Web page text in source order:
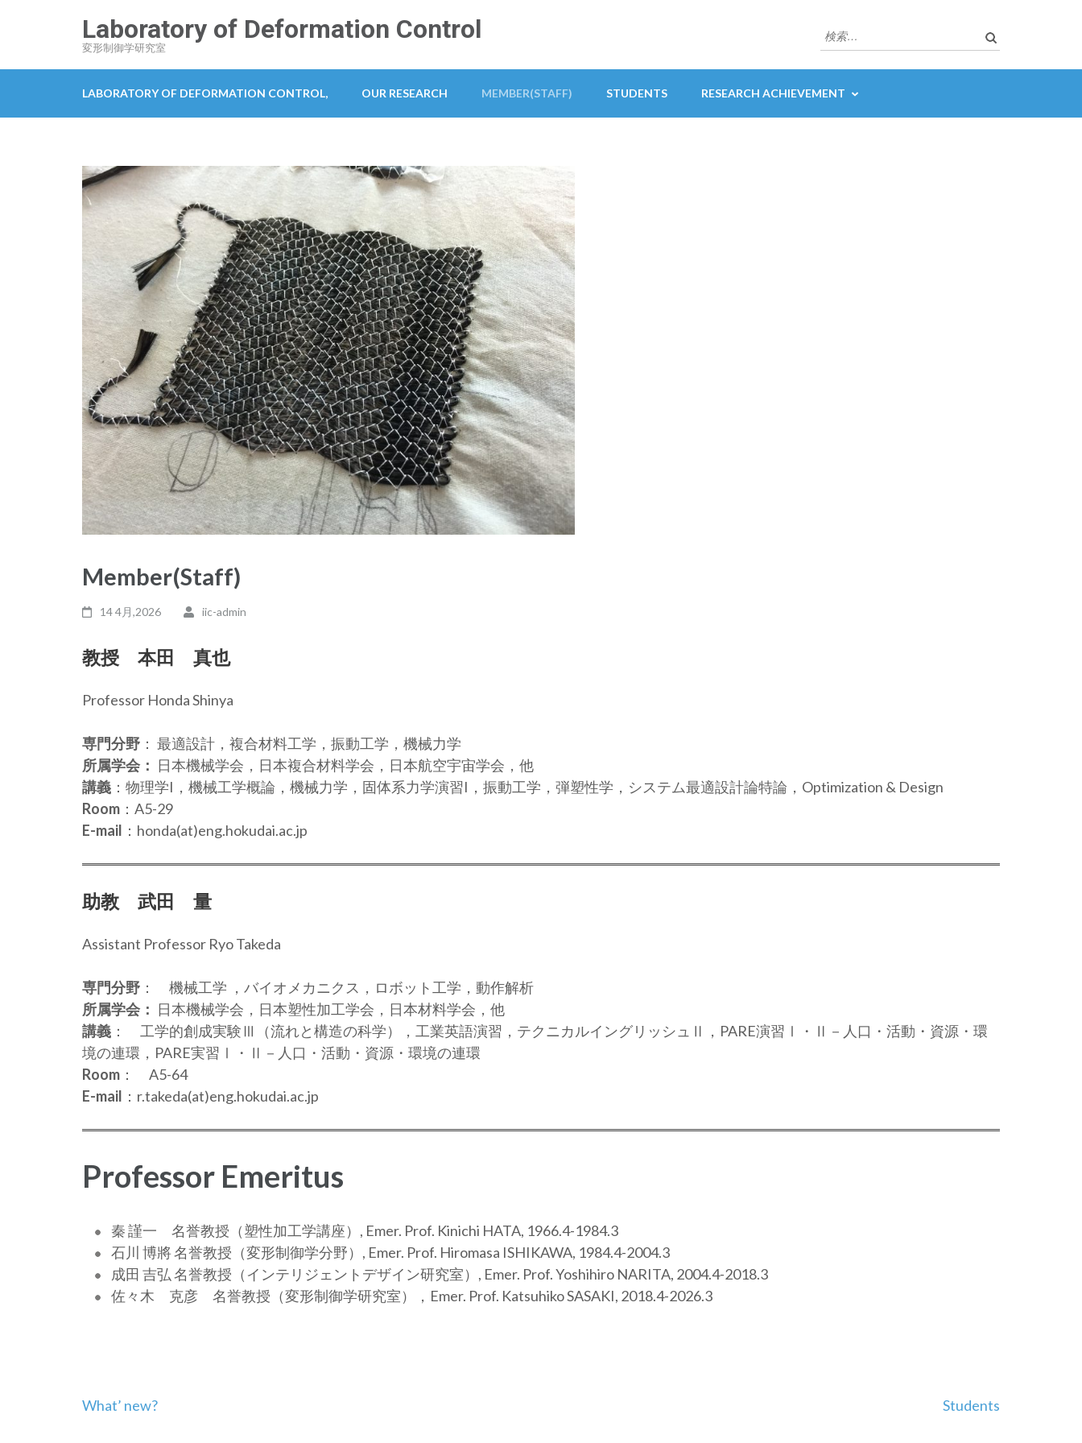
ン
へ
Laboratory of Deformation Control
変形制御学研究室
検
索:
LABORATORY OF DEFORMATION CONTROL, OUR RESEARCH MEMBER(STAFF) STUDENTS RESEARCH ACHIEVEMENT
Member(Staff)
14 4月,2026 iic-admin
教授 本田 真也
Professor Honda Shinya
専門分野 ： 最適設計，複合材料工学，振動工学，機械力学
所属学会： 日本機械学会，日本複合材料学会，日本航空宇宙学会，他
講義 ：物理学I，機械工学概論，機械力学，固体系力学演習I，振動工学，弾塑性学，システム最適設計論特論，Optimization & Design
Room ：A5-29
E-mail ：honda(at)eng.hokudai.ac.jp
助教 武田 量
Assistant Professor Ryo Takeda
専門分野 ： 機械工学 ，バイオメカニクス，ロボット工学，動作解析
所属学会： 日本機械学会，日本塑性加工学会，日本材料学会，他
講義 ： 工学的創成実験Ⅲ（流れと構造の科学），工業英語演習，テクニカルイングリッシュⅡ，PARE演習Ⅰ・Ⅱ－人口・活動・資源・環
境の連環，PARE実習Ⅰ・Ⅱ－人口・活動・資源・環境の連環
Room ： A5-64
E-mail ：r.takeda(at)eng.hokudai.ac.jp
Professor Emeritus
秦 謹一 名誉教授（塑性加工学講座）, Emer. Prof. Kinichi HATA, 1966.4-1984.3
石川 博將 名誉教授（変形制御学分野）, Emer. Prof. Hiromasa ISHIKAWA, 1984.4-2004.3
成田 吉弘 名誉教授（インテリジェントデザイン研究室）, Emer. Prof. Yoshihiro NARITA, 2004.4-2018.3
佐々木 克彦 名誉教授（変形制御学研究室），Emer. Prof. Katsuhiko SASAKI, 2018.4-2026.3
投
What’ new? Students